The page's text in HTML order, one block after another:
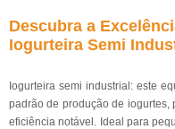
Descubra a
Iogurteira Semi
Iogurteira semi industrial: este
padrão de produção de
eficiência notável. Ideal para